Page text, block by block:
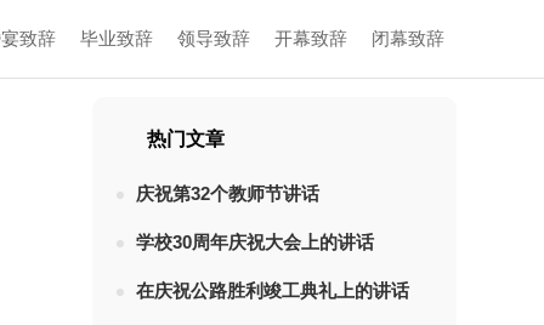
致辞 毕业致辞 领导致辞 开幕致辞 闭幕致辞
热门文章
庆祝第32个教师节讲话
学校30周年庆祝大会上的讲话
在庆祝公路胜利竣工典礼上的讲话